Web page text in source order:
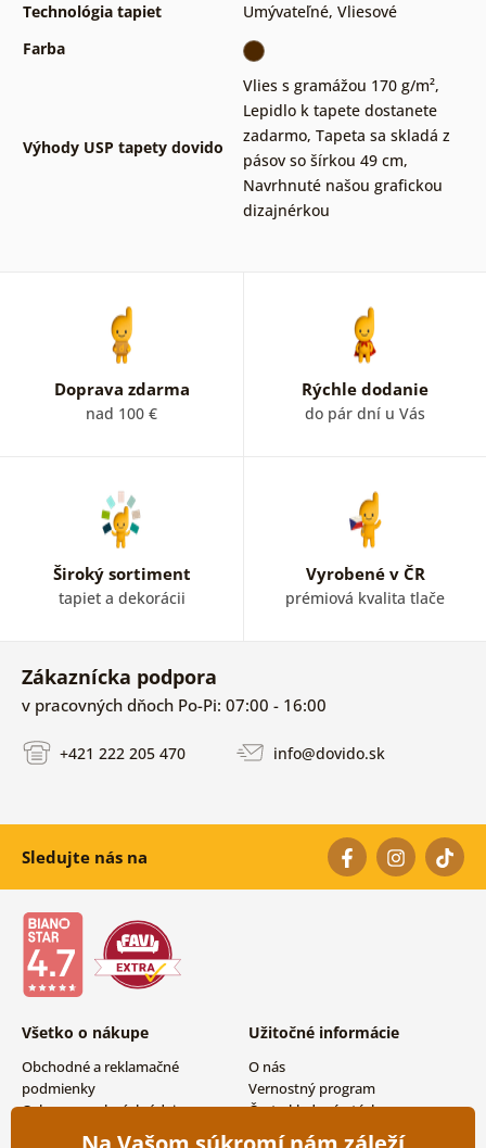
Technológia tapiet
Umývateľné, Vliesové
Farba
Výhody USP tapety dovido
Vlies s gramážou 170 g/m²,
Lepidlo k tapete dostanete
zadarmo, Tapeta sa skladá z
pásov so šírkou 49 cm,
Navrhnuté našou grafickou
dizajnérkou
Doprava zdarma
nad 100 €
Rýchle dodanie
do pár dní u Vás
Široký sortiment
tapiet a dekorácii
Vyrobené v ČR
prémiová kvalita tlače
Zákaznícka podpora
v pracovných dňoch Po-Pi: 07:00 - 16:00
+421 222 205 470 info@dovido.sk
Sledujte nás na
Všetko o nákupe
Obchodné a reklamačné
podmienky
Ochrana osobných údajov
Možnosti dopravy a platby
Užitočné informácie
O nás
Vernostný program
Často kladené otázky
Magazín